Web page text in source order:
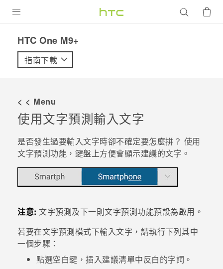
VIVE
配件
優惠專區
焦點訊息
企業採購
銷售門市
登入
HTC One M9+‎
指南下載
< < Menu
使用文字預測輸入文字
是否發生過要輸入文字時卻不確定要怎麼拼？ 使用
文字預測功能，鍵盤上方便會顯示建議的文字。
注意: 文字預測及下一則文字預測功能預設為啟用。
若要在文字預測模式下輸入文字，請執行下列其中
一個步驟：
點選空白鍵，插入建議清單中反白的字詞。